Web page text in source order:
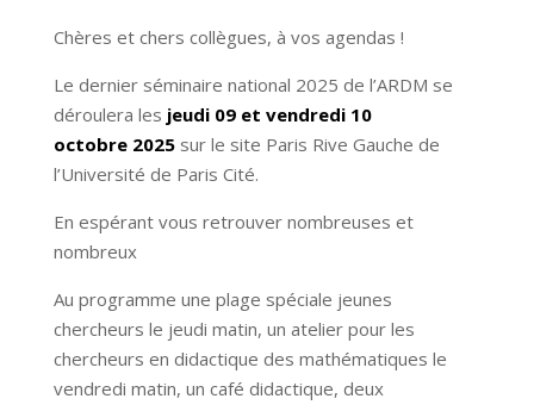
Chères et chers collègues, à vos agendas !
Le dernier séminaire national 2025 de l’ARDM se
déroulera les jeudi 09 et vendredi 10
octobre 2025sur le site Paris Rive Gauche de
l’Université de Paris Cité.
En espérant vous retrouver nombreuses et
nombreux
Au programme une plage spéciale jeunes
chercheurs le jeudi matin, un atelier pour les
chercheurs en didactique des mathématiques le
vendredi matin, un café didactique, deux